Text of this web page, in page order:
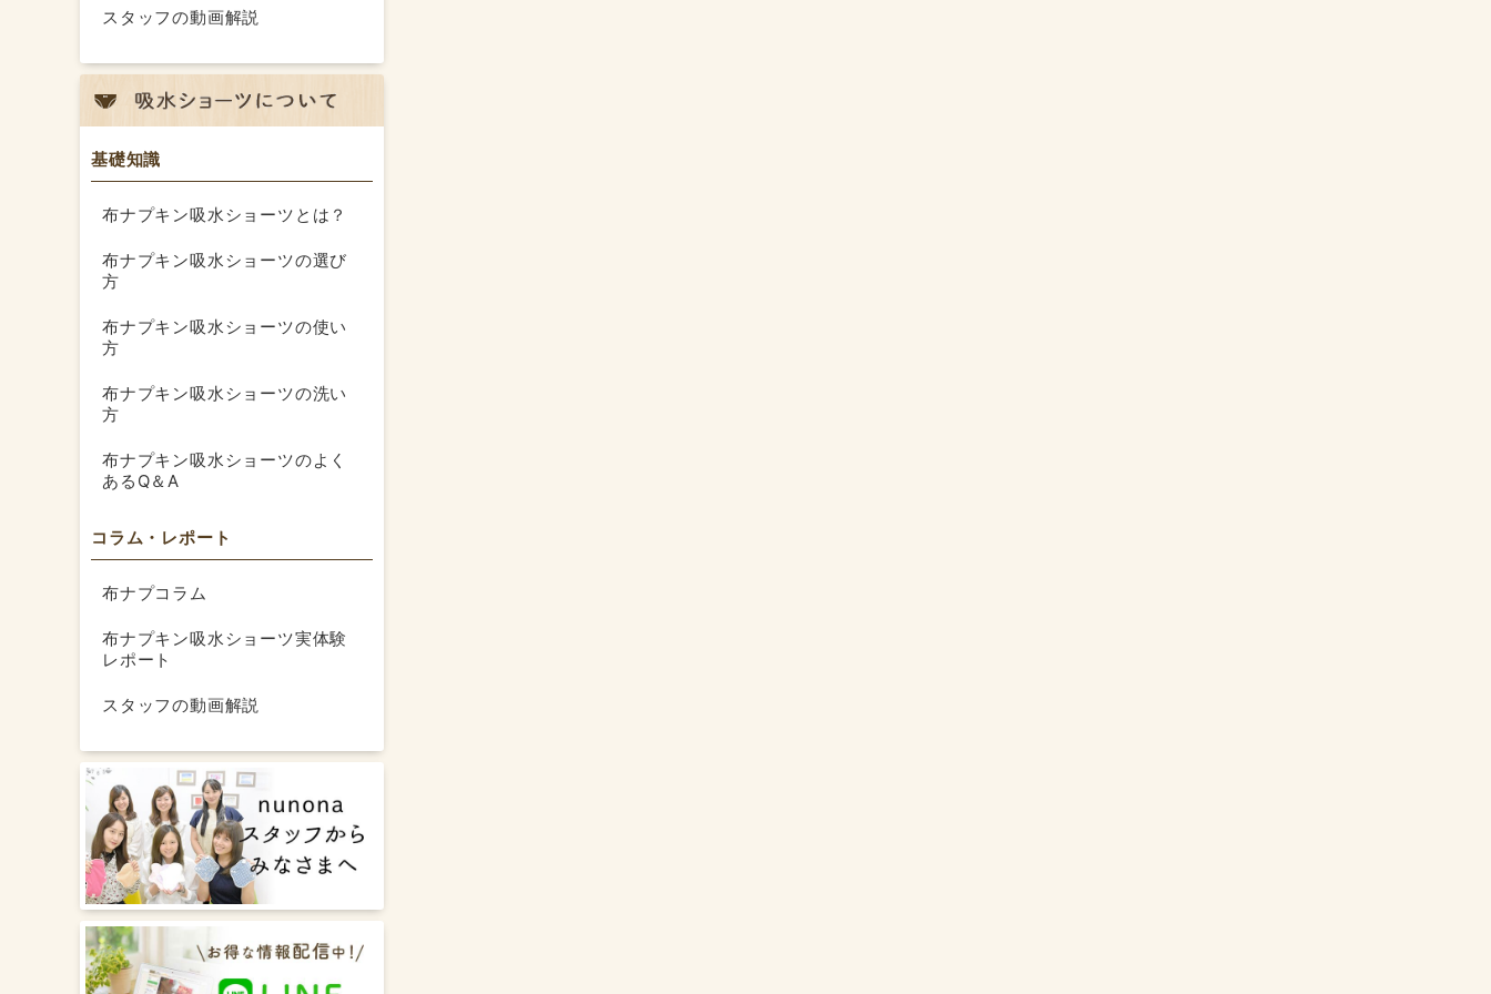
スタッフの動画解説
基礎知識
布ナプキン吸水ショーツとは？
布ナプキン吸水ショーツの選び
方
布ナプキン吸水ショーツの使い
方
布ナプキン吸水ショーツの洗い
方
布ナプキン吸水ショーツのよく
あるQ＆A
コラム・レポート
布ナプコラム
布ナプキン吸水ショーツ実体験
レポート
スタッフの動画解説